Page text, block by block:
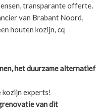
transparante offerte.
van Brabant Noord,
houten kozijn, cq
het duurzame alternatief
kozijn experts!
van dit